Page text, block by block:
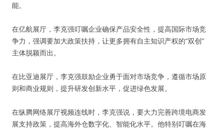
能。
在亿航展厅，李克强叮嘱企业确保产品安全性，提高国际市场竞
争力，强调要加大政策扶持，让更多拥有自主知识产权的“双创”
主体脱颖而出。
在比亚迪展厅，李克强鼓励企业勇于面对市场竞争，遵循市场原
则和商业规则，提升研发创新水平，促进绿色发展。
在纵腾网络展厅视频连线时，李克强说，要大力完善跨境电商发
展支持政策，提高海外仓数字化、智能化水平。他特别叮嘱在海